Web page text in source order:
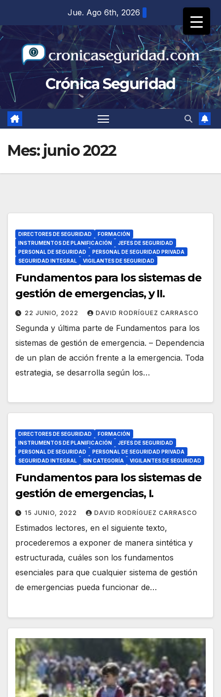
contenido
Jue. Ago 6th, 2026
Crónica Seguridad
Mes: junio 2022
DIRECTORES DE SEGURIDAD
FORMACIÓN
INSTRUMENTOS DE PLANIFICACIÓN
JEFES DE SEGURIDAD
PERSONAL DE SEGURIDAD
PERSONAL DE SEGURIDAD PRIVADA
SEGURIDAD INTEGRAL
VIGILANTES DE SEGURIDAD
Fundamentos para los sistemas de
gestión de emergencias, y II.
22 JUNIO, 2022 DAVID RODRÍGUEZ CARRASCO
Segunda y última parte de Fundamentos para los
sistemas de gestión de emergencia. – Dependencia
de un plan de acción frente a la emergencia. Toda
estrategia, se desarrolla según los…
DIRECTORES DE SEGURIDAD
FORMACIÓN
INSTRUMENTOS DE PLANIFICACIÓN
JEFES DE SEGURIDAD
PERSONAL DE SEGURIDAD
PERSONAL DE SEGURIDAD PRIVADA
SEGURIDAD INTEGRAL
SIN CATEGORÍA VIGILANTES DE SEGURIDAD
Fundamentos para los sistemas de
gestión de emergencias, I.
15 JUNIO, 2022 DAVID RODRÍGUEZ CARRASCO
Estimados lectores, en el siguiente texto,
procederemos a exponer de manera sintética y
estructurada, cuáles son los fundamentos
esenciales para que cualquier sistema de gestión
de emergencias pueda funcionar de…